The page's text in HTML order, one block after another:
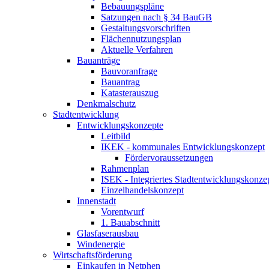
Bebauungspläne
Satzungen nach § 34 BauGB
Gestaltungsvorschriften
Flächennutzungsplan
Aktuelle Verfahren
Bauanträge
Bauvoranfrage
Bauantrag
Katasterauszug
Denkmalschutz
Stadtentwicklung
Entwicklungskonzepte
Leitbild
IKEK - kommunales Entwicklungskonzept
Fördervoraussetzungen
Rahmenplan
ISEK - Integriertes
Einzelhandelskonzept
Innenstadt
Vorentwurf
1. Bauabschnitt
Glasfaserausbau
Windenergie
Wirtschaftsförderung
Einkaufen in Netphen